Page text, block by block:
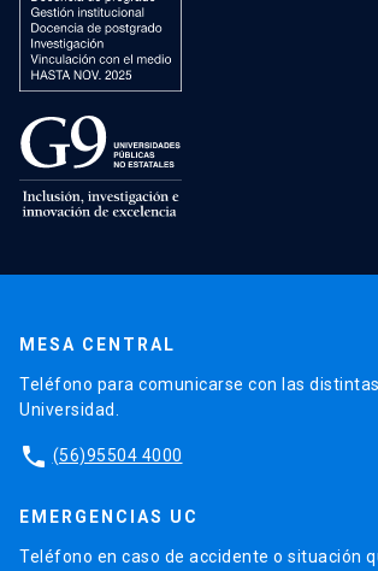
MESA CENTRAL
Teléfono para comunicarse con las
Universidad.
phone (56)95504 4000
EMERGENCIAS UC
Teléfono en caso de accidente o situación